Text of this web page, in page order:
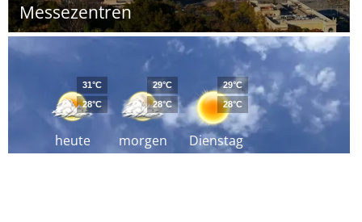
Messezentren
heute
31°C
28°C
morgen
29°C
28°C
Dienstag
29°C
28°C